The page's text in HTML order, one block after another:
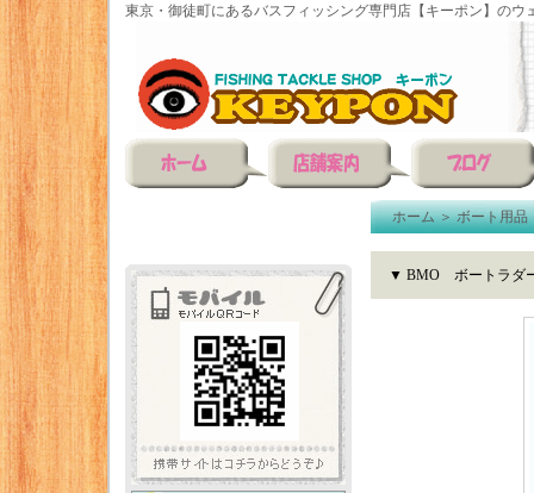
東京・御徒町にあるバスフィッシング専門店【キーポン】のウ
ホーム＞ボート用品
▼ BMO ボートラダ